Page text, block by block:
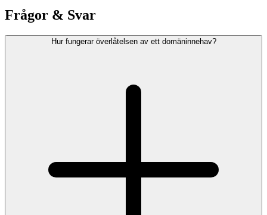
Frågor & Svar
Hur fungerar överlåtelsen av ett domäninnehav?